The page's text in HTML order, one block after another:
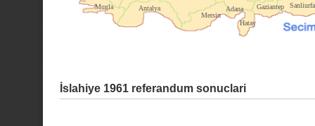
Mugla Antalya
Mersin
Adana
Hatay
Gaziantep Sanliurfa
İslahiye 1961 referandum sonuclari